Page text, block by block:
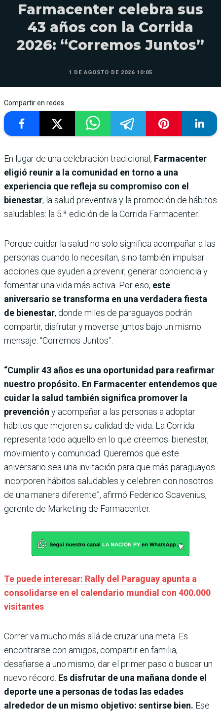
Farmacenter celebra sus
43 años con la Corrida
2026: “Corremos Juntos”
1 DE AGOSTO DE 2026 10:05
Compartir en redes
En lugar de una celebración tradicional, Farmacenter
eligió reunir a la comunidad en torno a una
experiencia que refleja su compromiso con el
bienestar, la salud preventiva y la promoción de hábitos
saludables: la 5.ª edición de la Corrida Farmacenter.
Porque cuidar la salud no solo significa acompañar a las
personas cuando lo necesitan, sino también impulsar
acciones que ayuden a prevenir, generar conciencia y
fomentar una vida más activa. Por eso, este
aniversario se transforma en una verdadera fiesta
de bienestar, donde miles de paraguayos podrán
compartir, disfrutar y moverse juntos bajo un mismo
mensaje: “Corremos Juntos”.
“Cumplir 43 años es una oportunidad para reafirmar
nuestro propósito. En Farmacenter entendemos que
cuidar la salud también significa promover la
prevención y acompañar a las personas a adoptar
hábitos que mejoren su calidad de vida. La Corrida
representa todo aquello en lo que creemos: bienestar,
movimiento y comunidad. Queremos que este
aniversario sea una invitación para que más paraguayos
incorporen hábitos saludables y celebren con nosotros
de una manera diferente”, afirmó Federico Scavenius,
gerente de Marketing de Farmacenter.
Te puede interesar: Rally del Paraguay apunta a
consolidarse en el calendario mundial con 400.000
visitantes
Correr va mucho más allá de cruzar una meta. Es
encontrarse con amigos, compartir en familia,
desafiarse a uno mismo, dar el primer paso o buscar un
nuevo récord. Es disfrutar de una mañana donde el
deporte une a personas de todas las edades
alrededor de un mismo objetivo: sentirse bien. Ese